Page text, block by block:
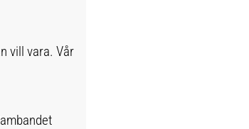
vill vara. Vår